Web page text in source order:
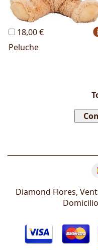
18,00 €
Peluche
Diamond Flores,